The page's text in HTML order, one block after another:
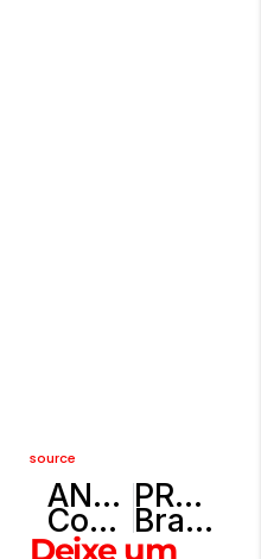
source
ANTERIOR
Confira o resultado da Quina do concurso 6788 desta quinta (31)
PRÓXIMO
Brasileiros receberão desconto na conta de luz de agosto; Confira essa novidade!
Deixe um